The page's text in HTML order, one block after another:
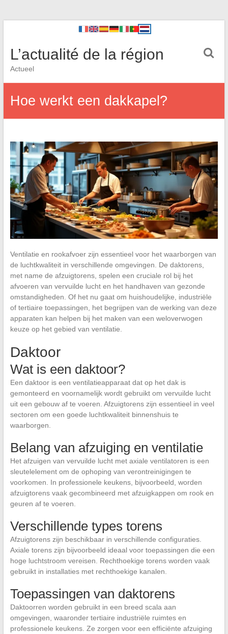
L’actualité de la région
Actueel
Hoe werkt een dakkapel?
Ventilatie en rookafvoer zijn essentieel voor het waarborgen van
de luchtkwaliteit in verschillende omgevingen. De daktorens,
met name de afzuigtorens, spelen een cruciale rol bij het
afvoeren van vervuilde lucht en het handhaven van gezonde
omstandigheden. Of het nu gaat om huishoudelijke, industriële
of tertiaire toepassingen, het begrijpen van de werking van deze
apparaten kan helpen bij het maken van een weloverwogen
keuze op het gebied van ventilatie.
Daktoor
Wat is een daktoor?
Een daktoor is een ventilatieapparaat dat op het dak is
gemonteerd en voornamelijk wordt gebruikt om vervuilde lucht
uit een gebouw af te voeren. Afzuigtorens zijn essentieel in veel
sectoren om een goede luchtkwaliteit binnenshuis te
waarborgen.
Belang van afzuiging en ventilatie
Het afzuigen van vervuilde lucht met axiale ventilatoren is een
sleutelelement om de ophoping van verontreinigingen te
voorkomen. In professionele keukens, bijvoorbeeld, worden
afzuigtorens vaak gecombineerd met afzuigkappen om rook en
geuren af te voeren.
Verschillende types torens
Afzuigtorens zijn beschikbaar in verschillende configuraties.
Axiale torens zijn bijvoorbeeld ideaal voor toepassingen die een
hoge luchtstroom vereisen. Rechthoekige torens worden vaak
gebruikt in installaties met rechthoekige kanalen.
Toepassingen van daktorens
Daktoorren worden gebruikt in een breed scala aan
omgevingen, waaronder tertiaire industriële ruimtes en
professionele keukens. Ze zorgen voor een efficiënte afzuiging